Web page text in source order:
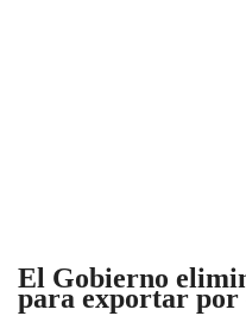
El Gobierno
para exportar